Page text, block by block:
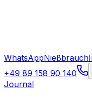
WhatsAppNießbrauch
+49 89 158 90 140
Journal